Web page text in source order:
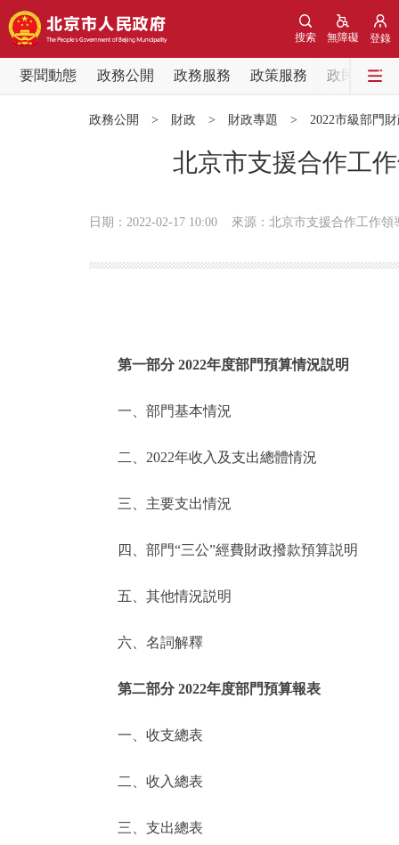
登錄
無障礙
搜索
要聞動態 政務公開 政務服務 政策服務
政民互動
便民服務
仲介服務
政民互動
12345網上接訴即辦
參與調查
走進北京
政務公開 > 財政 > 財政專題 > 2022市級部門
北京市支援合作工
日期：2022-02-17 10:00 來源：北京市支援合作工作領
第一部分 2022年度部門預算情況説明
一、部門基本情況
二、2022年收入及支出總體情況
三、主要支出情況
四、部門“三公”經費財政撥款預算説明
五、其他情況説明
六、名詞解釋
第二部分 2022年度部門預算報表
一、收支總表
二、收入總表
三、支出總表